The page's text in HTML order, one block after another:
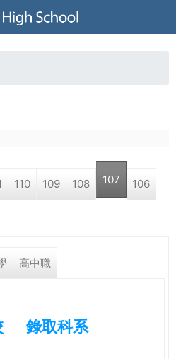
navigation
110 109 108 107 106
高中職
錄取科系